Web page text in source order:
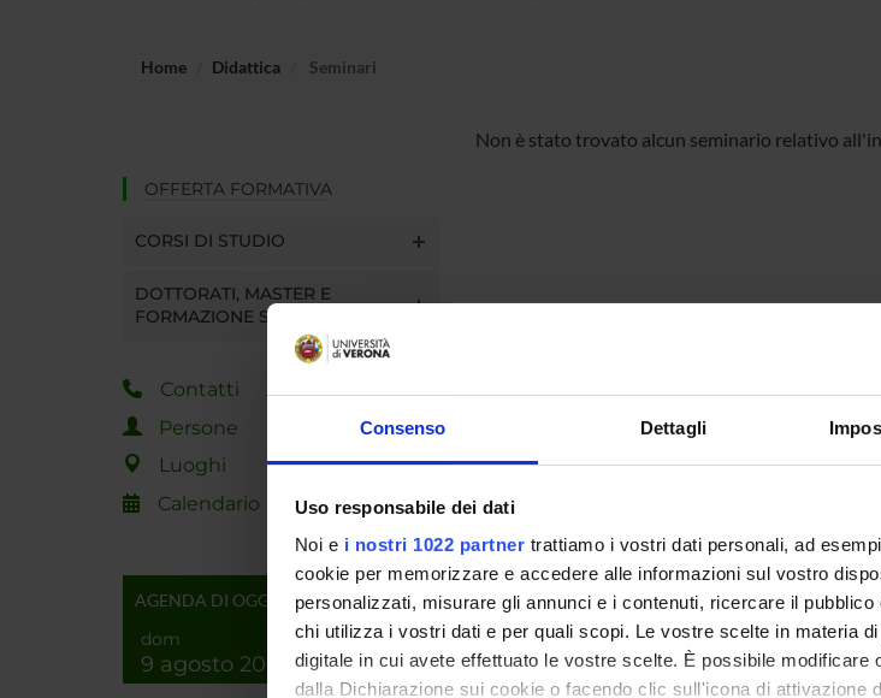
Consenso Dettagli
Uso responsabile dei dati
Noi e i nostri 1022 partner trattiamo i vostri dati personali, ad
cookie per memorizzare e accedere alle informazioni sul vostro
personalizzati, misurare gli annunci e i contenuti, ricercare il
chi utilizza i vostri dati e per quali scopi. Le vostre scelte in materia
digitale in cui avete effettuato le vostre scelte. È possibile
dalla Dichiarazione sui cookie o facendo clic sull'icona di attivazione
Home Didattica Seminari
OFFERTA FORMATIVA
CORSI DI STUDIO
DOTTORATI, MASTER E
FORMAZIONE SUPERIORE
Contatti
Persone
Luoghi
Calendario
AGENDA DI OGGI
dom
9 agosto 2026
Non è stato trovato alcun seminario relativo